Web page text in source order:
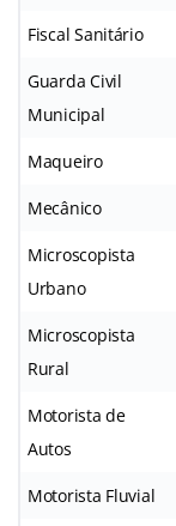
Fiscal Sanitário
Guarda Civil
Municipal
Maqueiro
Mecânico
Microscopista
Urbano
Microscopista
Rural
Motorista de
Autos
Motorista Fluvial